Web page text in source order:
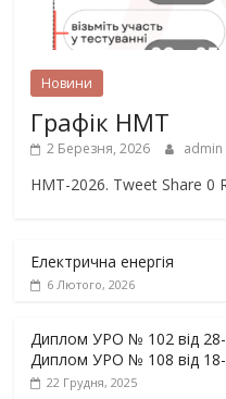
Новини
Графік НМТ
2 Березня, 2026 admin
НМТ-2026. Tweet Share 0
Електрична енергія
6 Лютого, 2026
Диплом УРО № 102 від 28-
Диплом УРО № 108 від 18-
22 Грудня, 2025